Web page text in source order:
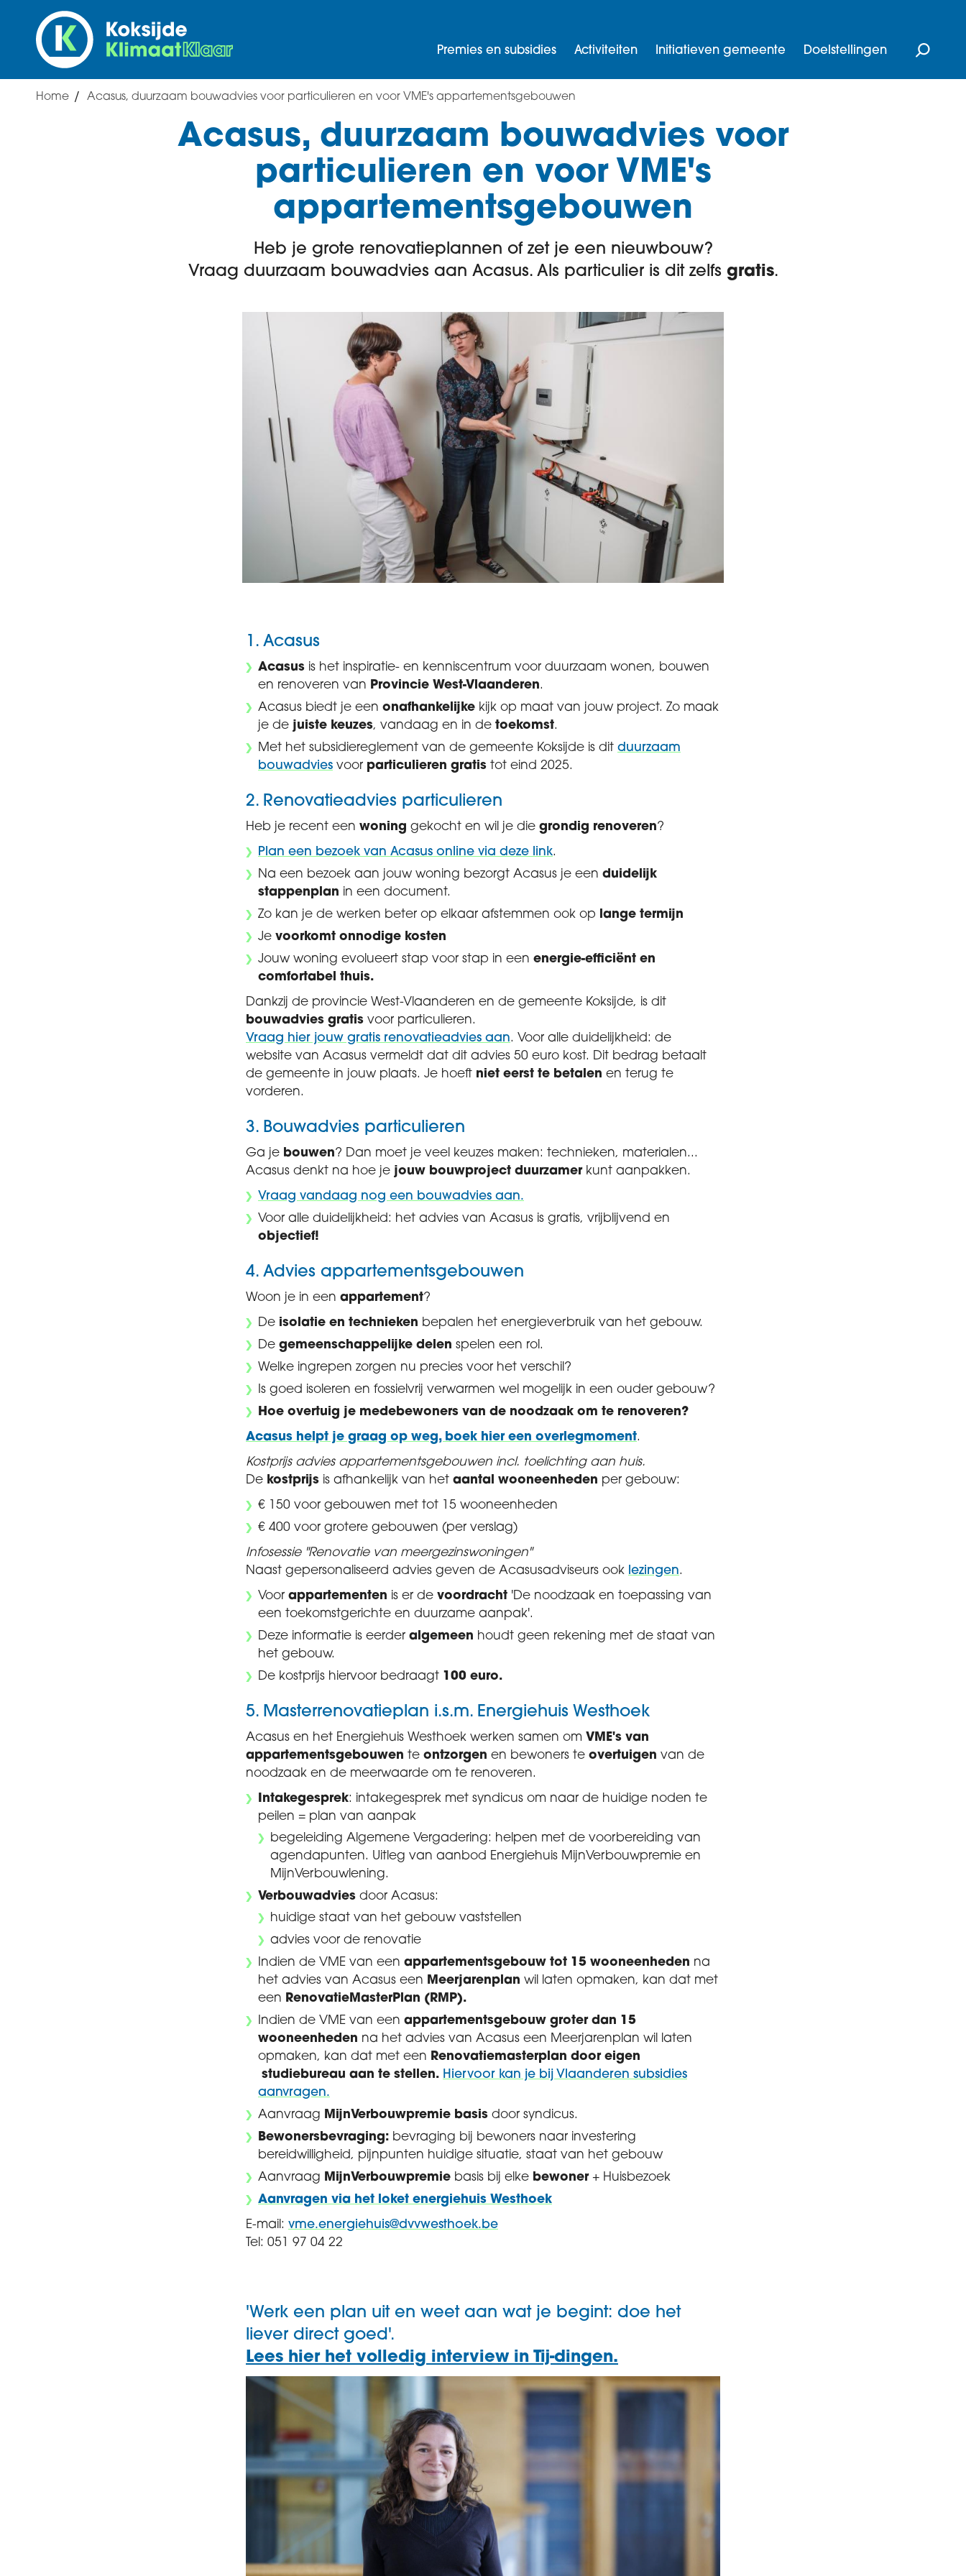
Overslaan
inhoud
Premies en subsidies Activiteiten Initiatieven gemeente Doelstellingen
Breadcrumb
Home Acasus, duurzaam bouwadvies voor particulieren en voor VME's appartementsgebouwen
Acasus, duurzaam bouwadvies voor
particulieren en voor VME's
appartementsgebouwen
Heb je grote renovatieplannen of zet je een nieuwbouw?
Vraag duurzaam bouwadvies aan Acasus. Als particulier is dit zelfs gratis.
1. Acasus
Acasus is het inspiratie- en kenniscentrum voor duurzaam wonen, bouwen
en renoveren van Provincie West-Vlaanderen.
Acasus biedt je een onafhankelijke kijk op maat van jouw project. Zo maak
je de juiste keuzes, vandaag en in de toekomst.
Met het subsidiereglement van de gemeente Koksijde is dit duurzaam
bouwadvies voor particulieren gratis tot eind 2025.
2. Renovatieadvies particulieren
Heb je recent een woning gekocht en wil je die grondig renoveren?
Plan een bezoek van Acasus online via deze link.
Na een bezoek aan jouw woning bezorgt Acasus je een duidelijk
stappenplan in een document.
Zo kan je de werken beter op elkaar afstemmen ook op
lange termijn
Je voorkomt onnodige kosten
Jouw woning evolueert stap voor stap in een energie-efficiënt en
comfortabel thuis.
Dankzij de provincie West-Vlaanderen en de gemeente Koksijde, is dit
bouwadvies gratis voor particulieren.
Vraag hier jouw gratis renovatieadvies aan. Voor alle duidelijkheid: de
website van Acasus vermeldt dat dit advies 50 euro kost. Dit bedrag betaalt
de gemeente in jouw plaats. Je hoeft niet eerst te betalen en terug te
vorderen.
3. Bouwadvies particulieren
Ga je bouwen? Dan moet je veel keuzes maken: technieken, materialen...
Acasus denkt na hoe je jouw bouwproject duurzamerkunt aanpakken.
Vraag vandaag nog een bouwadvies aan.
Voor alle duidelijkheid: het advies van Acasus is gratis, vrijblijvend en
objectief!
4. Advies appartementsgebouwen
Woon je in een appartement?
De isolatie en technieken bepalen het energieverbruik van het gebouw.
De gemeenschappelijke delen spelen een rol.
Welke ingrepen zorgen nu precies voor het verschil?
Is goed isoleren en fossielvrij verwarmen wel mogelijk in een ouder gebouw?​
Hoe overtuig je medebewoners van de noodzaak om te renoveren?
Acasus helpt je graag op weg, boek hier een overlegmoment.
Kostprijs advies appartementsgebouwen incl. toelichting aan huis.
De kostprijs is afhankelijk van het aantal wooneenheden per gebouw:
€ 150 voor gebouwen met tot 15 wooneenheden
€ 400 voor grotere gebouwen (per verslag)
Infosessie "Renovatie van meergezinswoningen"
Naast gepersonaliseerd advies geven de Acasusadviseurs ook lezingen.
Voor appartementen is er de voordracht 'De noodzaak en toepassing van
een toekomstgerichte en duurzame aanpak'.
Deze informatie is eerder algemeen houdt geen rekening met de staat van
het gebouw.
De kostprijs hiervoor bedraagt 100 euro.
5. Masterrenovatieplan i.s.m. Energiehuis Westhoek
Acasus en het Energiehuis Westhoek werken samen om VME's van
appartementsgebouwen te ontzorgen en bewoners te overtuigen van de
noodzaak en de meerwaarde om te renoveren.
Intakegesprek: intakegesprek met syndicus om naar de huidige noden te
peilen = plan van aanpak
begeleiding Algemene Vergadering: helpen met de voorbereiding van
agendapunten. Uitleg van aanbod Energiehuis MijnVerbouwpremie en
MijnVerbouwlening.
Verbouwadvies door Acasus:
huidige staat van het gebouw vaststellen
advies voor de renovatie
Indien de VME van een appartementsgebouw tot 15 wooneenheden na
het advies van Acasus een Meerjarenplan wil laten opmaken, kan dat met
een RenovatieMasterPlan (RMP).
Indien de VME van een appartementsgebouw groter dan 15
wooneenheden na het advies van Acasus een Meerjarenplan wil laten
opmaken, kan dat met een Renovatiemasterplan door eigen
studiebureau aan te stellen. Hiervoor kan je bij Vlaanderen subsidies
aanvragen.
Aanvraag MijnVerbouwpremie basis door syndicus.
Bewonersbevraging: bevraging bij bewoners naar investering
bereidwilligheid, pijnpunten huidige situatie, staat van het gebouw
Aanvraag MijnVerbouwpremie basis bij elke bewoner+ Huisbezoek
Aanvragen via het loket energiehuis Westhoek
E-mail: vme.energiehuis@dvvwesthoek.be
Tel: 051 97 04 22
'Werk een plan uit en weet aan wat je begint: doe het
liever direct goed'.
Lees hier het volledig interview in Tij-dingen.